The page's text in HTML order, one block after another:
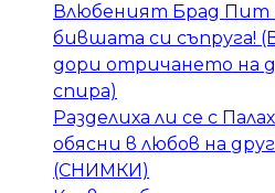
Влюбеният Брад Пит
бившата си съпруга!
дори отричането на
спира)
Разделиха ли се с
обясни в любов на
(СНИМКИ)